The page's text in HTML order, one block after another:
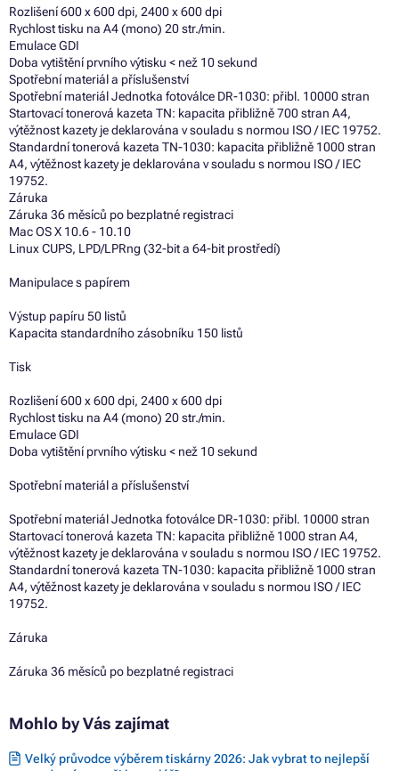
Rozlišení 600 x 600 dpi, 2400 x 600 dpi
Rychlost tisku na A4 (mono) 20 str./min.
Emulace GDI
Doba vytištění prvního výtisku < než 10 sekund
Spotřební materiál a příslušenství
Spotřební materiál Jednotka fotoválce DR-1030: přibl. 10000 stran
Startovací tonerová kazeta TN: kapacita přibližně 700 stran A4,
výtěžnost kazety je deklarována v souladu s normou ISO / IEC 19752.
Standardní tonerová kazeta TN-1030: kapacita přibližně 1000 stran
A4, výtěžnost kazety je deklarována v souladu s normou ISO / IEC
19752.
Záruka
Záruka 36 měsíců po bezplatné registraci
Mac OS X 10.6 - 10.10
Linux CUPS, LPD/LPRng (32-bit a 64-bit prostředí)
Manipulace s papírem
Výstup papíru 50 listů
Kapacita standardního zásobníku 150 listů
Tisk
Rozlišení 600 x 600 dpi, 2400 x 600 dpi
Rychlost tisku na A4 (mono) 20 str./min.
Emulace GDI
Doba vytištění prvního výtisku < než 10 sekund
Spotřební materiál a příslušenství
Spotřební materiál Jednotka fotoválce DR-1030: přibl. 10000 stran
Startovací tonerová kazeta TN: kapacita přibližně 1000 stran A4,
výtěžnost kazety je deklarována v souladu s normou ISO / IEC 19752.
Standardní tonerová kazeta TN-1030: kapacita přibližně 1000 stran
A4, výtěžnost kazety je deklarována v souladu s normou ISO / IEC
19752.
Záruka
Záruka 36 měsíců po bezplatné registraci
Mohlo by Vás zajímat
Velký průvodce výběrem tiskárny 2026: Jak vybrat to nejlepší